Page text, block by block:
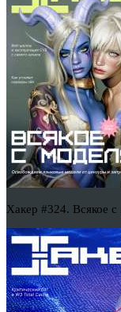
Хакер #324. Всякое